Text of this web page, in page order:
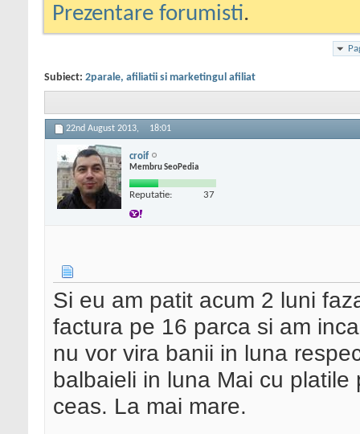
Prezentare forumisti.
Subiect: 2parale, afiliatii si marketingul afiliat
22nd August 2013, 18:01
croif
Membru SeoPedia
Reputatie: 37
Si eu am patit acum 2 luni
factura pe 16 parca si am
nu vor vira banii in luna
balbaieli in luna Mai cu
ceas. La mai mare.